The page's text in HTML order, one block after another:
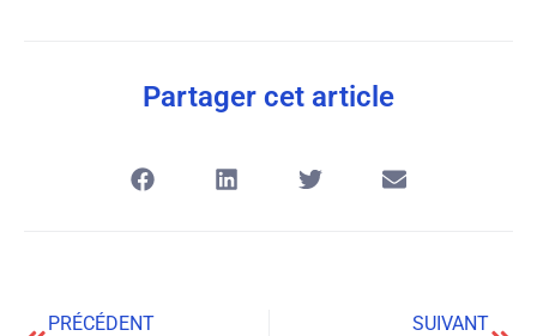
Partager cet article
PRÉCÉDENT
SUIVANT